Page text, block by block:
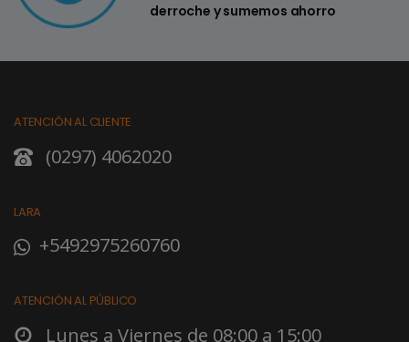
derroche y sumemos ahorro
ATENCIÓN AL CLIENTE
(0297) 4062020
LARA
+5492975260760
ATENCIÓN AL PÚBLICO
Lunes a Viernes de 08:00 a 15:00